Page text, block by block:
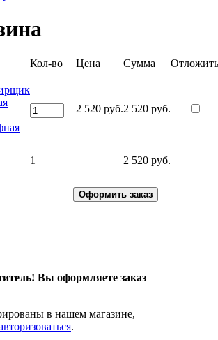
Кол-во Цена Сумма
Отложить
2 520 руб.2 520 руб.
1 2 520 руб.
Вы оформляете заказ
в нашем магазине,
.